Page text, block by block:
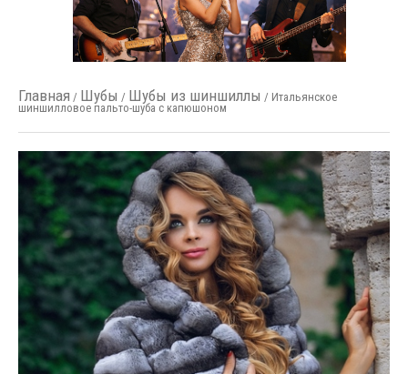
Главная / Шубы / Шубы из шиншиллы / Итальянское
шиншилловое пальто-шуба с капюшоном